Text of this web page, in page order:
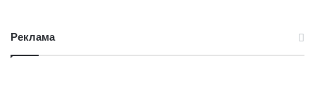
Реклама